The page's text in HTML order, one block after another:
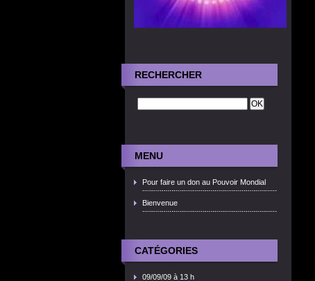
RECHERCHER
MENU
Pour faire un don au Pouvoir Mondial
Bienvenue
CATÉGORIES
09/09/09 à 13 h